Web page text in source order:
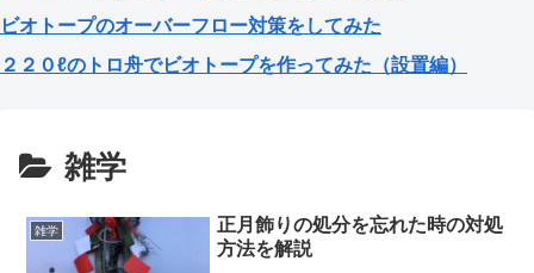
ビオトープのオーバーフロー対策をしてみた
２２０ℓのトロ舟でビオトープを作ってみた（設置編）
雑学
雑学
正月飾りの処分を忘れた時の対処
方法を解説